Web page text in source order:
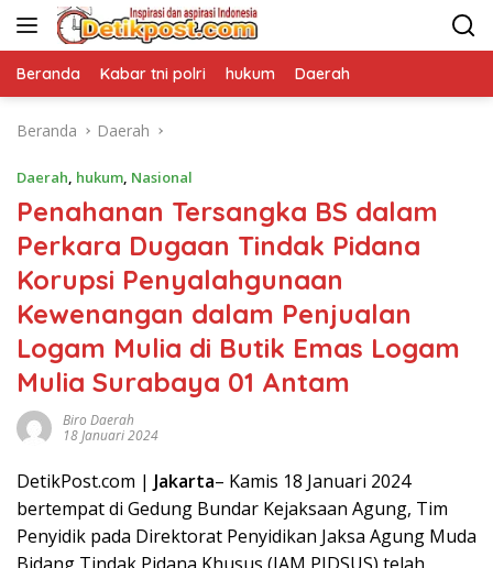
Langsung
Beranda Kabar tni polri hukum Daerah
Beranda Daerah
Daerah, hukum, Nasional
Penahanan Tersangka BS dalam
Perkara Dugaan Tindak Pidana
Korupsi Penyalahgunaan
Kewenangan dalam Penjualan
Logam Mulia di Butik Emas Logam
Mulia Surabaya 01 Antam
Biro Daerah
18 Januari 2024
DetikPost.com | Jakarta– Kamis 18 Januari 2024
bertempat di Gedung Bundar Kejaksaan Agung, Tim
Penyidik pada Direktorat Penyidikan Jaksa Agung Muda